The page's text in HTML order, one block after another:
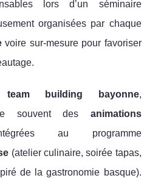
lors d’un séminaire
organisées par chaque
voire sur-mesure pour favoriser
team building bayonne,
souvent des animations
au programme
(atelier culinaire, soirée tapas,
de la gastronomie basque).